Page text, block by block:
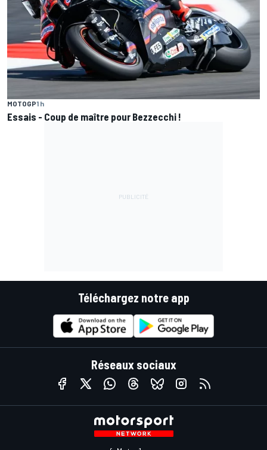
MOTOGP1 h
Essais - Coup de maître pour Bezzecchi !
Téléchargez notre app
Réseaux sociaux